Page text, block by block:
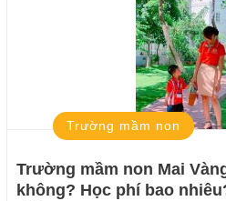
Trường mầm non
Trường mầm non Mai
không? Học phí bao